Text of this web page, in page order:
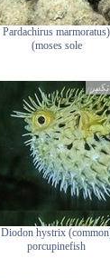
(Pardachirus marmoratus
(moses sole
تكبير
(Diodon hystrix (common
porcupinefish